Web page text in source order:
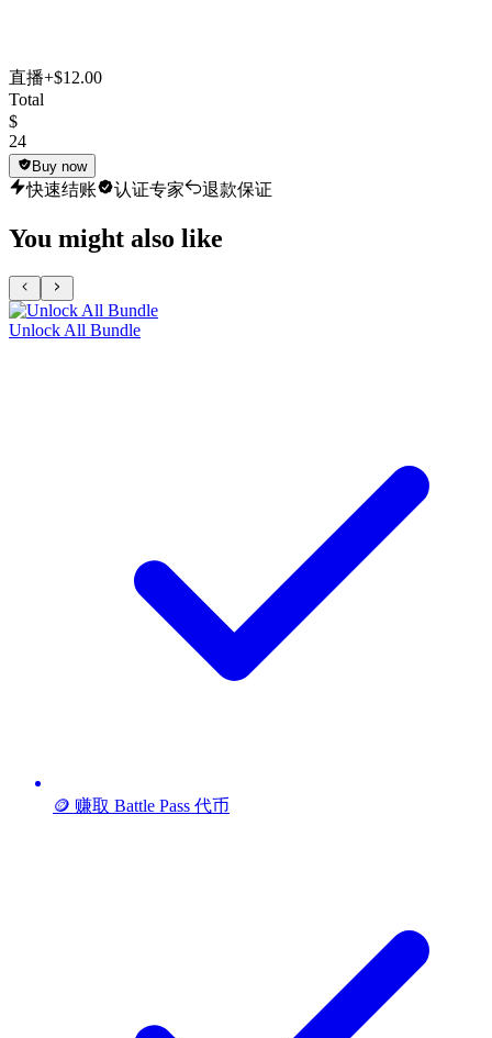
直播+$12.00
Total
$
24
Buy now
快速结账 认证专家 退款保证
You might also like
Unlock All Bundle
🪙 赚取 Battle Pass 代币